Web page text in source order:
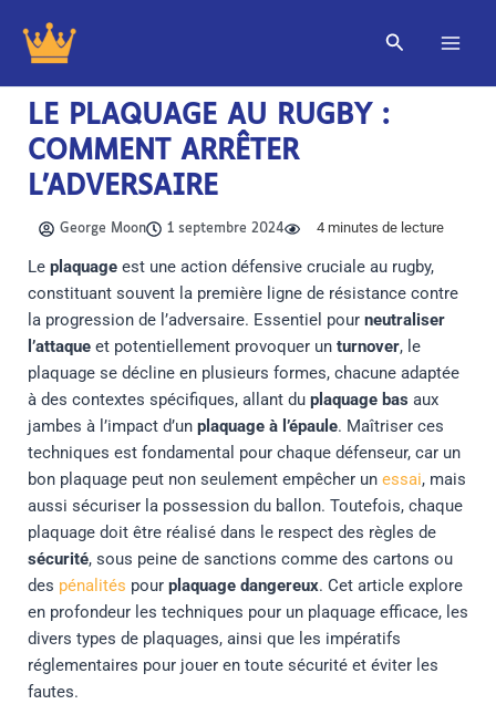
contenu
Rechercher
LE PLAQUAGE AU RUGBY :
COMMENT ARRÊTER
L’ADVERSAIRE
George Moon 1 septembre 2024 4minutes de lecture
Le plaquageest une action défensive cruciale au rugby,
constituant souvent la première ligne de résistance contre
la progression de l’adversaire. Essentiel pour neutraliser
l’attaqueet potentiellement provoquer un turnover, le
plaquage se décline en plusieurs formes, chacune adaptée
à des contextes spécifiques, allant du plaquage bas aux
jambes à l’impact d’un plaquage à l’épaule. Maîtriser ces
techniques est fondamental pour chaque défenseur, car un
bon plaquage peut non seulement empêcher un essai, mais
aussi sécuriser la possession du ballon. Toutefois, chaque
plaquage doit être réalisé dans le respect des règles de
sécurité, sous peine de sanctions comme des cartons ou
des pénalités pour plaquage dangereux. Cet article explore
en profondeur les techniques pour un plaquage efficace, les
divers types de plaquages, ainsi que les impératifs
réglementaires pour jouer en toute sécurité et éviter les
fautes.